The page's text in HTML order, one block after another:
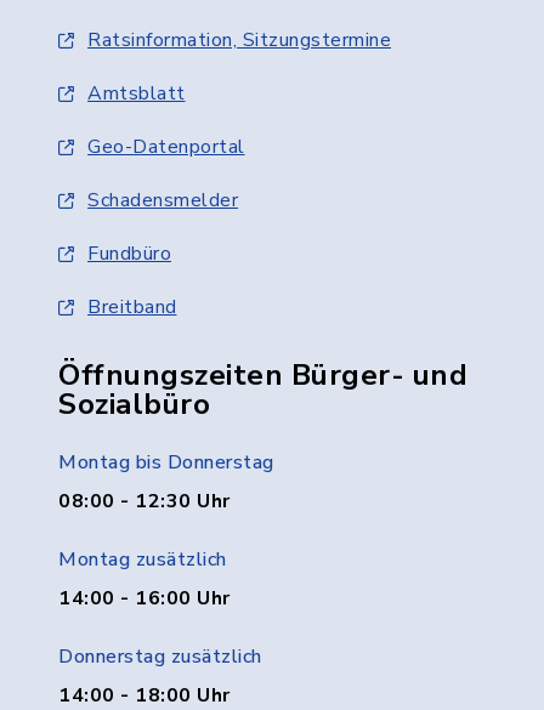
Ratsinformation, Sitzungstermine
Amtsblatt
Geo-Datenportal
Schadensmelder
Fundbüro
Breitband
Öffnungszeiten Bürger- und
Sozialbüro
Montag bis Donnerstag
08:00 - 12:30 Uhr
Montag zusätzlich
14:00 - 16:00 Uhr
Donnerstag zusätzlich
14:00 - 18:00 Uhr